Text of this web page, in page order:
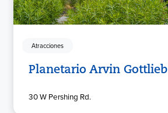
Atracciones
Planetario Arvin Gottlieb
30 W Pershing Rd.